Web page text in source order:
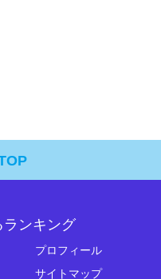
ランキング
プロフィール
サイトマップ